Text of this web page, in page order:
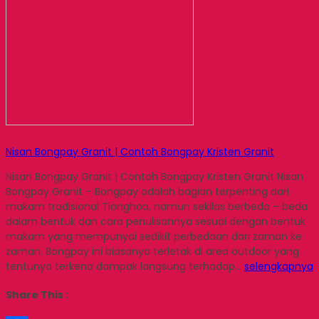
Nisan Bongpay Granit | Contoh Bongpay Kristen Granit
Nisan Bongpay Granit | Contoh Bongpay Kristen Granit Nisan
Bongpay Granit – Bongpay adalah bagian terpenting dari
makam tradisional Tionghoa, namun sekilas berbeda – beda
dalam bentuk dan cara penulisannya sesuai dengan bentuk
makam yang mempunyai sedikit perbedaan dari zaman ke
zaman. Bongpay ini biasanya terletak di area outdoor yang
tentunya terkena dampak langsung terhadap… selengkapnya
Share This :